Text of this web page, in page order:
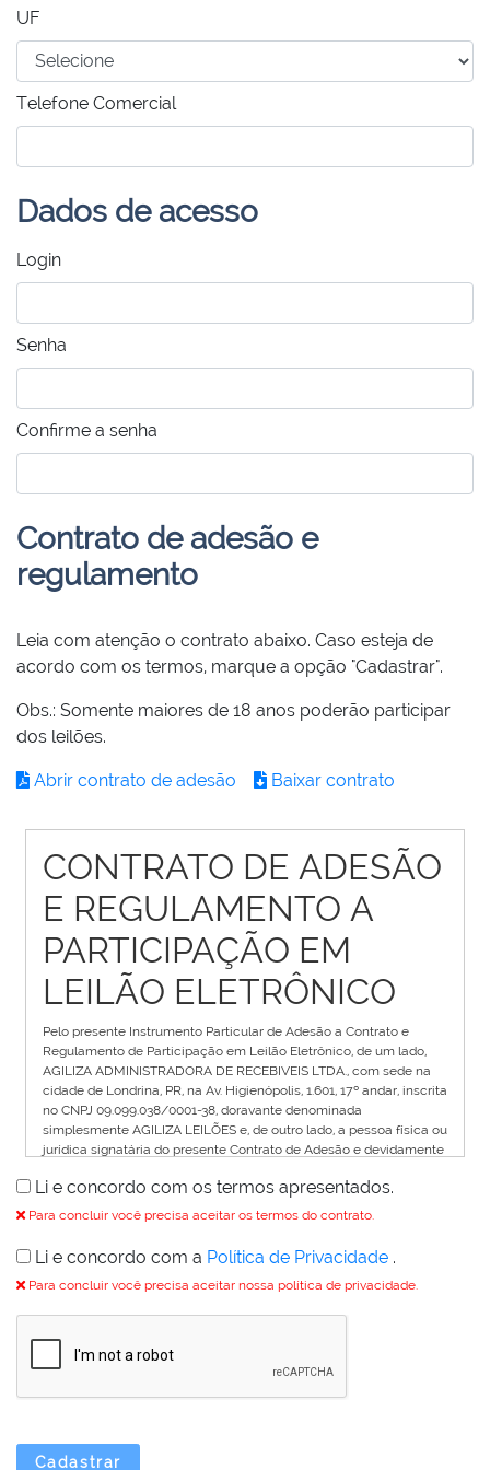
UF
Telefone Comercial
Dados de acesso
Login
Senha
Confirme a senha
Contrato de adesão e
regulamento
Leia com atenção o contrato abaixo. Caso esteja de
acordo com os termos, marque a opção "Cadastrar".
Obs.: Somente maiores de 18 anos poderão participar
dos leilões.
Abrir contrato de adesão Baixar contrato
CONTRATO DE ADESÃO
E REGULAMENTO A
PARTICIPAÇÃO EM
LEILÃO ELETRÔNICO
Pelo presente Instrumento Particular de Adesão a Contrato e
Regulamento de Participação em Leilão Eletrônico, de um lado,
AGILIZA ADMINISTRADORA DE RECEBIVEIS LTDA., com sede na
cidade de Londrina, PR, na Av. Higienópolis, 1.601, 17º andar, inscrita
no CNPJ 09.099.038/0001-38, doravante denominada
simplesmente AGILIZA LEILÕES e, de outro lado, a pessoa física ou
jurídica signatária do presente Contrato de Adesão e devidamente
fica fazendo parte integrante do presente Termo como Anexo I,
doravante denominado simplesmente USUÁRIO, estabelecem o
leilão eletrônico que descreve os termos e condições para a
participação do usuário nos leilões eletrônicos disponíveis no site
da Agiliza Leilões.
1. DO CADASTRO
Para participar do Leilão Eletrônico o Usuário deverá,
indicará um login (apelido) para sua identificação no
Li e concordo com os termos apresentados.
Para concluir você precisa aceitar os termos do contrato.
Li e concordo com a Política de Privacidade .
Para concluir você precisa aceitar nossa política de privacidade.
Cadastrar